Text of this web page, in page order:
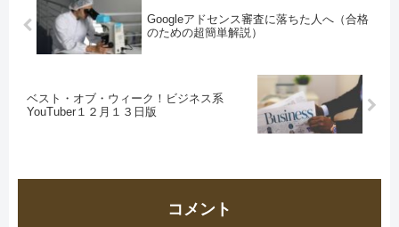
Googleアドセンス審査に落ちた人へ（合格
のための超簡単解説）
ベスト・オブ・ウィーク！ビジネス系
YouTuber１２月１３日版
コメント